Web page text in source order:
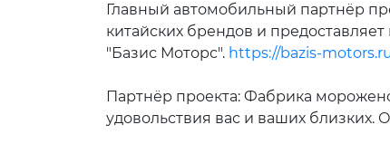
Главный автомобильный партнёр
китайских брендов и
"Базис Моторс". https://bazis-
Партнёр проекта: Фабрика
удовольствия вас и ваших